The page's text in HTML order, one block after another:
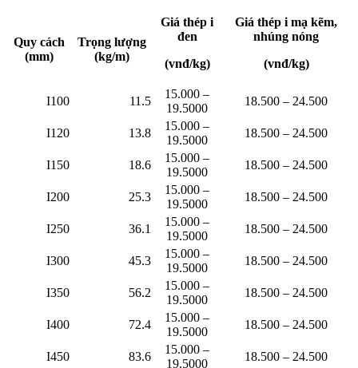
Quy cách
(mm)
Trọng lượng
(kg/m)
Giá thép i
đen
(vnđ/kg)
Giá thép i mạ kẽm,
nhúng nóng
(vnđ/kg)
I100 11.5
15.000 –
19.5000
18.500 – 24.500
I120 13.8
15.000 –
19.5000
18.500 – 24.500
I150 18.6
15.000 –
19.5000
18.500 – 24.500
I200 25.3
15.000 –
19.5000
18.500 – 24.500
I250 36.1
15.000 –
19.5000
18.500 – 24.500
I300 45.3
15.000 –
19.5000
18.500 – 24.500
I350 56.2
15.000 –
19.5000
18.500 – 24.500
I400 72.4
15.000 –
19.5000
18.500 – 24.500
I450 83.6
15.000 –
19.5000
18.500 – 24.500